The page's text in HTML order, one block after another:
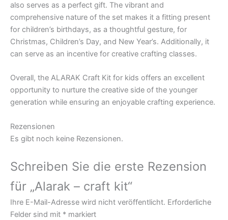
also serves as a perfect gift. The vibrant and
comprehensive nature of the set makes it a fitting present
for children’s birthdays, as a thoughtful gesture, for
Christmas, Children’s Day, and New Year’s. Additionally, it
can serve as an incentive for creative crafting classes.
Overall, the ALARAK Craft Kit for kids offers an excellent
opportunity to nurture the creative side of the younger
generation while ensuring an enjoyable crafting experience.
Rezensionen
Es gibt noch keine Rezensionen.
Schreiben Sie die erste Rezension
für „Alarak – craft kit“
Ihre E-Mail-Adresse wird nicht veröffentlicht. Erforderliche
Felder sind mit * markiert